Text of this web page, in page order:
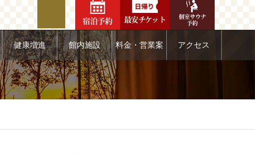
個室サウナ
予約
最安チケット
宿泊予約
健康増進 館内施設 料金・営業案 アクセス